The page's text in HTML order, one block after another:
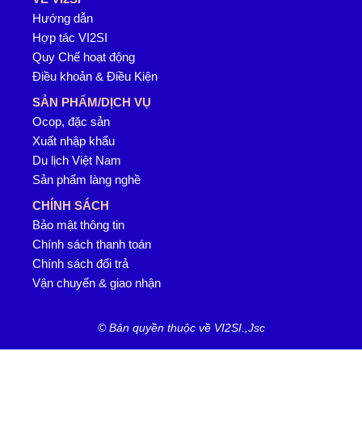
Hướng dẫn
Hợp tác VI2SI
Quy Chế hoạt động
Điều khoản & Điều Kiện
SẢN PHẨM/DỊCH VỤ
Ocop, đặc sản
Xuất nhập khẩu
Du lịch Việt Nam
Sản phẩm làng nghề
CHÍNH SÁCH
Bảo mật thông tin
Chính sách thanh toán
Chính sách đổi trả
Vận chuyển & giao nhận
© Bản quyền thuộc về VI2SI.,Jsc